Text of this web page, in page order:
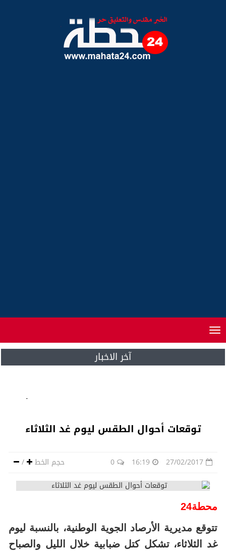
Toggle
navigation
آخر الاخبار
توقعات أحوال الطقس ليوم غد الثلاثاء
حجم الخط / 27/02/2017
16:19
0
محطة24
تتوقع مديرية الأرصاد الجوية الوطنية، بالنسبة ليوم
غد الثلاثاء، تشكل كتل ضبابية خلال الليل والصباح